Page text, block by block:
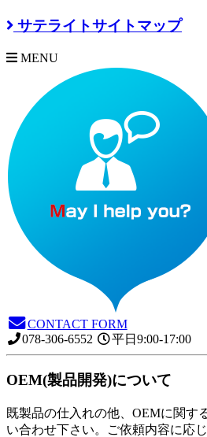
サテライトサイトマップ
MENU
CONTACT FORM
078-306-6552
平日9:00-17:00
OEM(製品開発)について
既製品の仕入れの他、OEMに関す
い合わせ下さい。ご依頼内容に応